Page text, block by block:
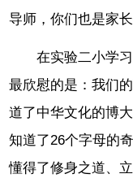
导师，你们也是家
在实验二小学
最欣慰的是：我们
道了中华文化的博
知道了26个字母的
懂得了修身之道、